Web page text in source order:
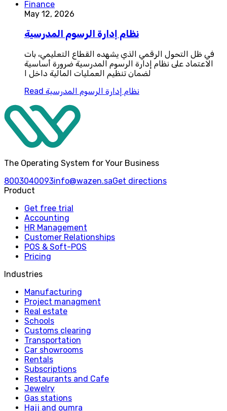
Finance
May 12, 2026
نظام إدارة الرسوم المدرسية
في ظل التحول الرقمي الذي يشهده القطاع التعليمي، بات
الاعتماد على نظام إدارة الرسوم المدرسية ضرورة أساسية
لضمان تنظيم العمليات المالية داخل ا
Read نظام إدارة الرسوم المدرسية
The Operating System for Your Business
8003040093info@wazen.saGet directions
Product
Get free trial
Accounting
HR Management
Customer Relationships
POS & Soft-POS
Pricing
Industries
Manufacturing
Project managment
Real estate
Schools
Customs clearing
Transportation
Car showrooms
Rentals
Subscriptions
Restaurants and Cafe
Jewelry
Gas stations
Hajj and oumra